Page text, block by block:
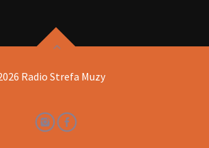
Radio Strefa Muzy